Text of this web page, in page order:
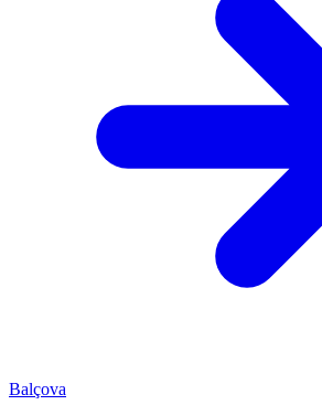
Balçova